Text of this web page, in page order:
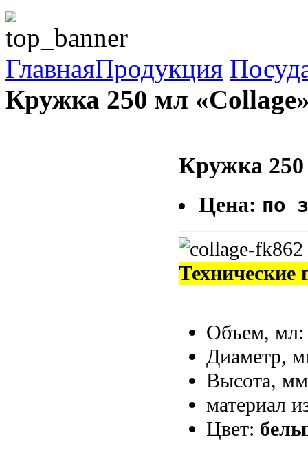
ГлавнаяПродукция
Кружка 250 мл
Кружка
Цена: по
Технические
Объем,
Диаметр,
Высота,
материал
Цвет: